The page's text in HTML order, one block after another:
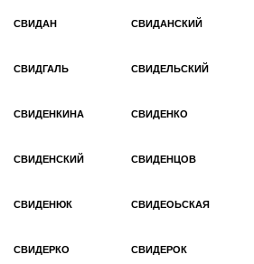
СВИДАН СВИДАНСКИЙ
СВИДГАЛЬ СВИДЕЛЬСКИЙ
СВИДЕНКИНА СВИДЕНКО
СВИДЕНСКИЙ СВИДЕНЦОВ
СВИДЕНЮК СВИДЕОЬСКАЯ
СВИДЕРКО СВИДЕРОК